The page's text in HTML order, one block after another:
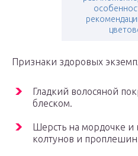
Признаки здоровых
Гладкий волосяной
блеском.
Шерсть на мордочке и
колтунов и